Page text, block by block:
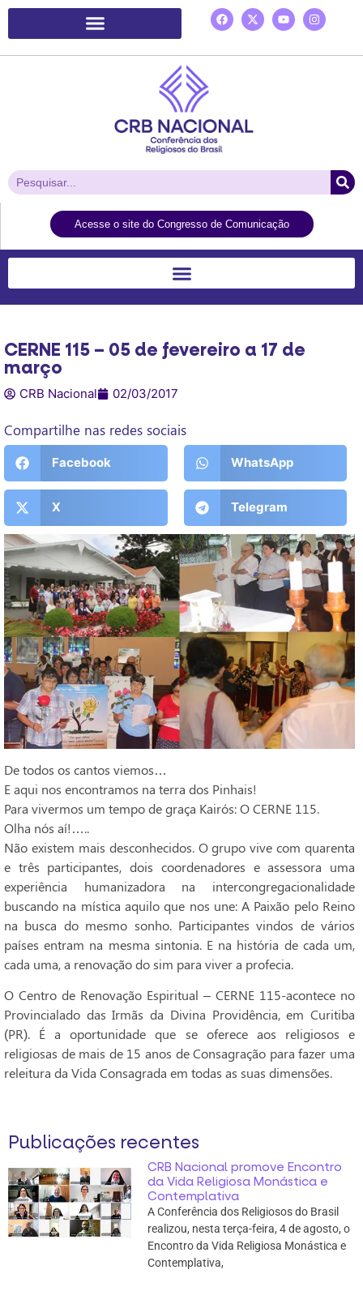
Acesse o site do Congresso de Comunicação
CERNE 115 – 05 de fevereiro a 17 de
março
CRB Nacional 02/03/2017
Compartilhe nas redes sociais
Facebook WhatsApp
X Telegram
De todos os cantos viemos…
E aqui nos encontramos na terra dos Pinhais!
Para vivermos um tempo de graça Kairós: O CERNE 115.
Olha nós aí!…..
Não existem mais desconhecidos. O grupo vive com quarenta
e três participantes, dois coordenadores e assessora uma
experiência humanizadora na intercongregacionalidade
buscando na mística aquilo que nos une: A Paixão pelo Reino
na busca do mesmo sonho. Participantes vindos de vários
países entram na mesma sintonia. E na história de cada um,
cada uma, a renovação do sim para viver a profecia.
O Centro de Renovação Espiritual – CERNE 115-acontece no
Provincialado das Irmãs da Divina Providência, em Curitiba
(PR). É a oportunidade que se oferece aos religiosos e
religiosas de mais de 15 anos de Consagração para fazer uma
releitura da Vida Consagrada em todas as suas dimensões.
Publicações recentes
CRB Nacional promove Encontro
da Vida Religiosa Monástica e
Contemplativa
A Conferência dos Religiosos do Brasil
realizou, nesta terça-feira, 4 de agosto, o
Encontro da Vida Religiosa Monástica e
Contemplativa,